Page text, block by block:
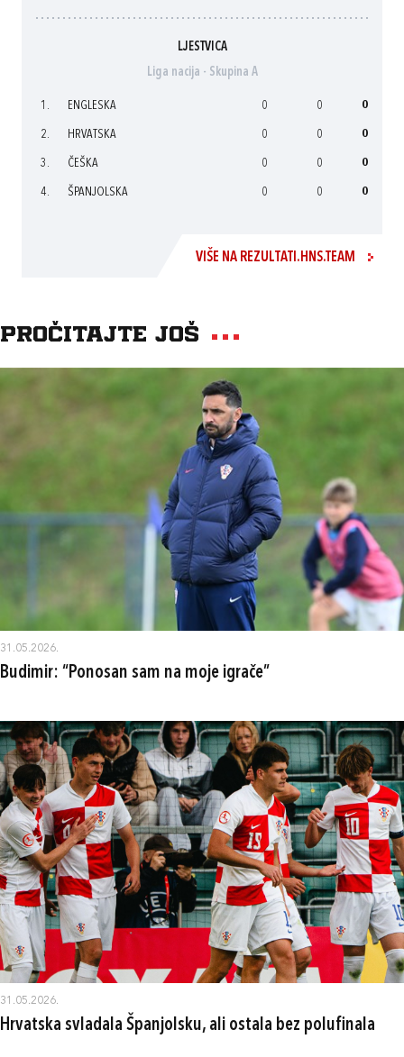
LJESTVICA
Liga nacija - Skupina A
1. ENGLESKA 0 0 0
2. HRVATSKA 0 0 0
3. ČEŠKA 0 0 0
4. ŠPANJOLSKA 0 0 0
VIŠE NA REZULTATI.HNS.TEAM
Pročitajte još
31.05.2026.
Budimir: “Ponosan sam na moje igrače”
31.05.2026.
Hrvatska svladala Španjolsku, ali ostala bez polufinala